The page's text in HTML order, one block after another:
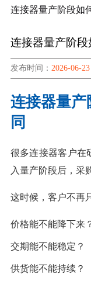
连接器量产阶段如
连接器量产阶
发布时间： 2026-06-
连接器量
同
很多连接器客户在
入量产阶段后，采
这时候，客户不再
价格能不能降下来
交期能不能稳定？
供货能不能持续？